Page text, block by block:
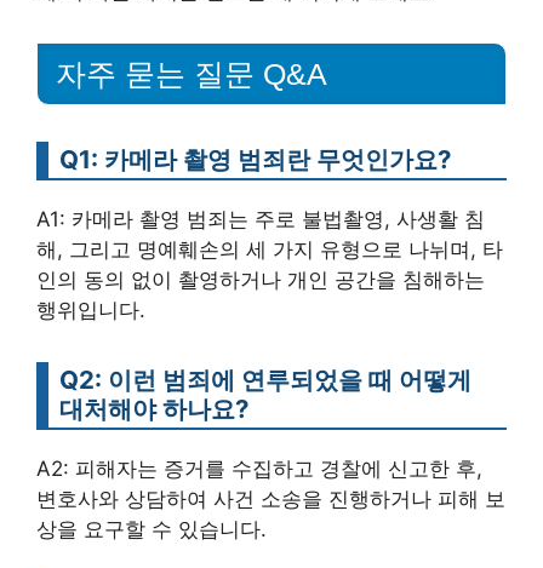
자주 묻는 질문 Q&A
Q1: 카메라 촬영 범죄란 무엇인가요?
A1: 카메라 촬영 범죄는 주로 불법촬영, 사생활 침
해, 그리고 명예훼손의 세 가지 유형으로 나뉘며, 타
인의 동의 없이 촬영하거나 개인 공간을 침해하는
행위입니다.
Q2: 이런 범죄에 연루되었을 때 어떻게
대처해야 하나요?
A2: 피해자는 증거를 수집하고 경찰에 신고한 후,
변호사와 상담하여 사건 소송을 진행하거나 피해 보
상을 요구할 수 있습니다.